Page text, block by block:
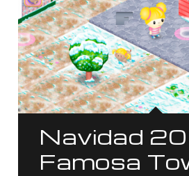
Navidad
Famosa